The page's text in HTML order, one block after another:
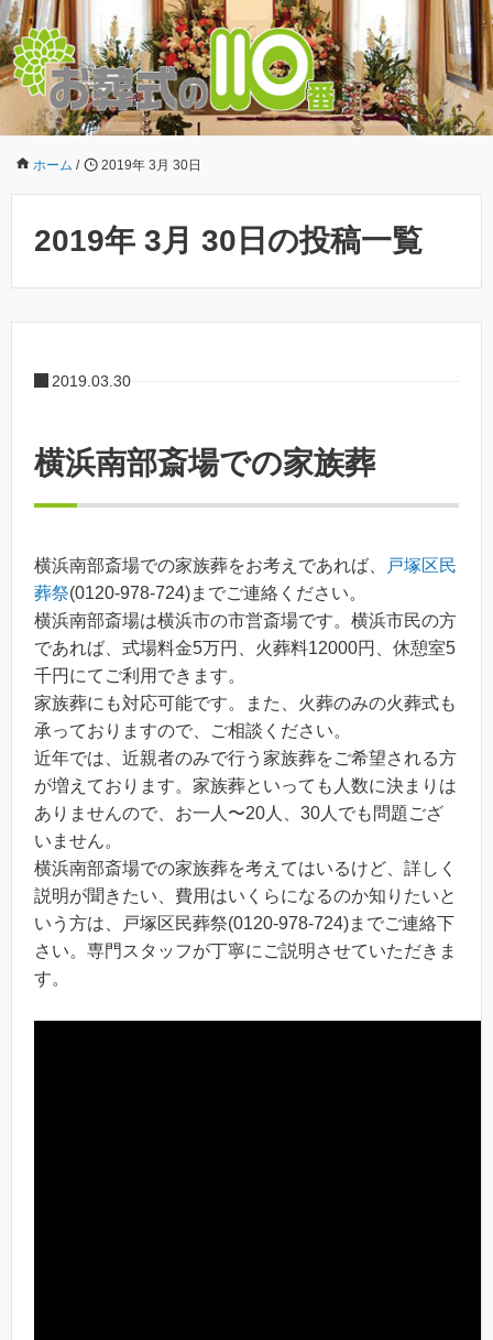
ホーム / 2019年 3月 30日
2019年 3月 30日の投稿一覧
2019.03.30
横浜南部斎場での家族葬
横浜南部斎場での家族葬をお考えであれば、
戸塚区民
葬祭(0120-978-724)までご連絡ください。
横浜南部斎場は横浜市の市営斎場です。横浜市民の方
であれば、式場料金5万円、火葬料12000円、休憩室5
千円にてご利用できます。
家族葬にも対応可能です。また、火葬のみの火葬式も
承っておりますので、ご相談ください。
近年では、近親者のみで行う家族葬をご希望される方
が増えております。家族葬といっても人数に決まりは
ありませんので、お一人〜20人、30人でも問題ござ
いません。
横浜南部斎場での家族葬を考えてはいるけど、詳しく
説明が聞きたい、費用はいくらになるのか知りたいと
いう方は、戸塚区民葬祭(0120-978-724)までご連絡下
さい。専門スタッフが丁寧にご説明させていただきま
す。